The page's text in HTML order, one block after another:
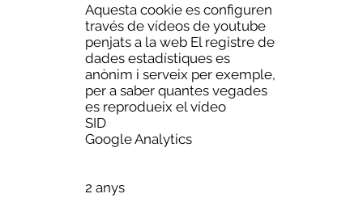
Aquesta cookie es configuren
través de vídeos de youtube
penjats a la web El registre de
dades estadístiques es
anònim i serveix per exemple,
per a saber quantes vegades
es reprodueix el vídeo
SID
Google Analytics
2 anys